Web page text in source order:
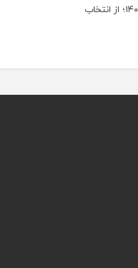
راهنمای جامع کولر گازی ۱۴۰۵؛ از انتخاب